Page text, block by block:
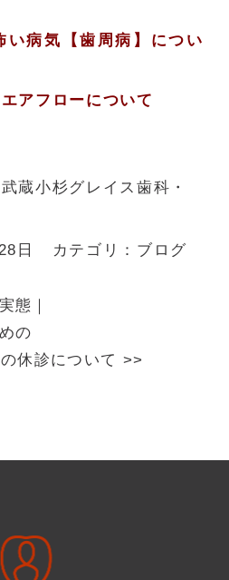
い病気【歯周病】につい
アフローについて
武蔵小杉グレイス歯科・
日 カテゴリ： ブログ
態｜
の
休診について >>